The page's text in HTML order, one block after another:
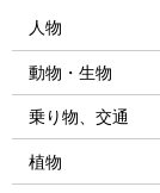
人物
動物・生物
乗り物、交通
植物